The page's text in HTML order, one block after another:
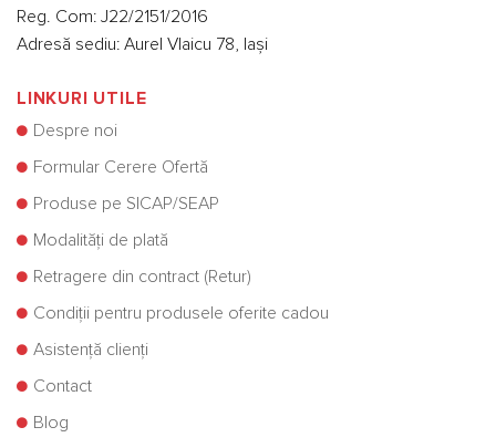
Reg. Com: J22/2151/2016
Adresă sediu: Aurel Vlaicu 78, Iași
LINKURI UTILE
Despre noi
Formular Cerere Ofertă
Produse pe SICAP/SEAP
Modalități de plată
Retragere din contract (Retur)
Condiții pentru produsele oferite cadou
Asistență clienți
Contact
Blog